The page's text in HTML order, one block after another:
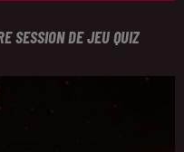
SESSION DE JEU QUIZ